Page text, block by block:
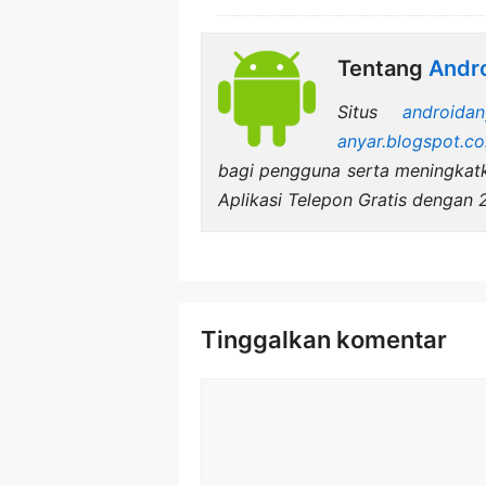
Tentang
Situs
bagi pengguna serta
Aplikasi Telepon Gratis dengan
Tinggalkan komentar